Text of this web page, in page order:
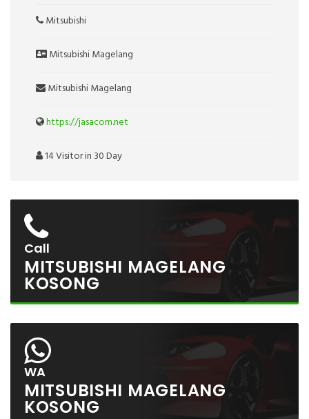
Mitsubishi
Mitsubishi Magelang
Mitsubishi Magelang
https://jasacom.net
14 Visitor in 30 Day
Call
MITSUBISHI MAGELANG
KOSONG
WA
MITSUBISHI MAGELANG
KOSONG